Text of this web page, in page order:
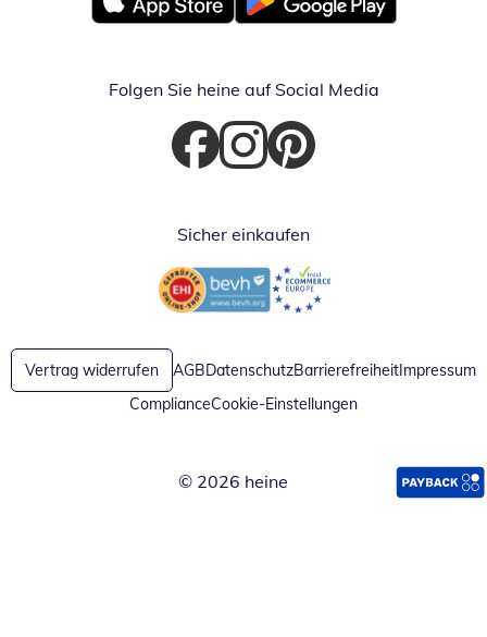
Öffnet in neuem FensterÖffnet in neuem Fenster
Folgen Sie heine auf Social Media
Öffnet in neuem Fenster
Öffnet in neuem Fenster
Öffnet in neuem Fenster
Sicher einkaufen
Öffnet in neuem FensterÖffnet in neuem Fenster
Vertrag widerrufen AGBDatenschutzBarrierefreiheitImpressum
ComplianceCookie-Einstellungen
© 2026 heine